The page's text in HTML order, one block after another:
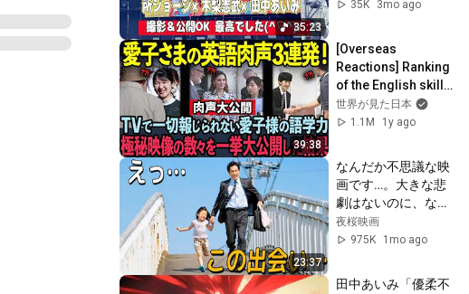
35:23
DA PUMP
35K
3mo ago
39:38
[Overseas
Reactions] Ranking
of the English skills
of the three
revealed! Shocking
世界が見た日本
1.1M
1y ago
23:37
なんだか不思議な映
画です…。大きな悲
劇はないのに、なぜ
か涙が出る。観るほ
ど心が温かくなるヒ
紹介】
夜桜映画
975K
1mo ago
田中あいみ「優柔不